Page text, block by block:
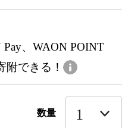
、WAON POINT
附できる！
数量